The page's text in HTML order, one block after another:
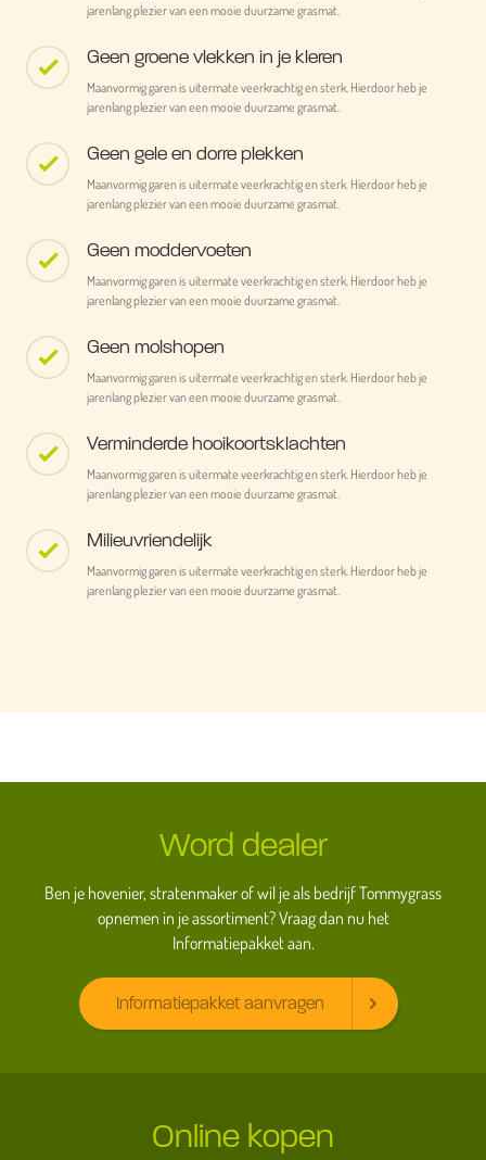
jarenlang plezier van een mooie duurzame grasmat.
Geen groene vlekken in je kleren
Maanvormig garen is uitermate veerkrachtig en sterk. Hierdoor heb je
jarenlang plezier van een mooie duurzame grasmat.
Geen gele en dorre plekken
Maanvormig garen is uitermate veerkrachtig en sterk. Hierdoor heb je
jarenlang plezier van een mooie duurzame grasmat.
Geen moddervoeten
Maanvormig garen is uitermate veerkrachtig en sterk. Hierdoor heb je
jarenlang plezier van een mooie duurzame grasmat.
Geen molshopen
Maanvormig garen is uitermate veerkrachtig en sterk. Hierdoor heb je
jarenlang plezier van een mooie duurzame grasmat.
Verminderde hooikoortsklachten
Maanvormig garen is uitermate veerkrachtig en sterk. Hierdoor heb je
jarenlang plezier van een mooie duurzame grasmat.
Milieuvriendelijk
Maanvormig garen is uitermate veerkrachtig en sterk. Hierdoor heb je
jarenlang plezier van een mooie duurzame grasmat.
Word dealer
Ben je hovenier, stratenmaker of wil je als bedrijf Tommygrass
opnemen in je assortiment? Vraag dan nu het
Informatiepakket aan.
Informatiepakket aanvragen
Online kopen